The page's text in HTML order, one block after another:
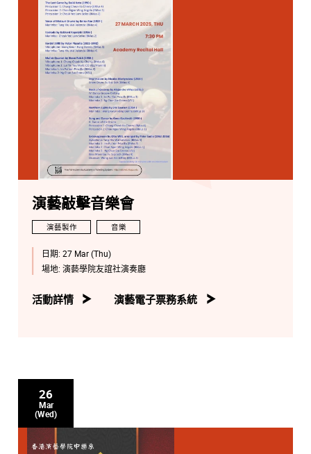
演藝敲擊音樂會
演藝製作 音樂
日期: 27 Mar (Thu)
場地: 演藝學院友誼社演奏廳
活動詳情 演藝電子票務系統
26
Mar
(Wed)